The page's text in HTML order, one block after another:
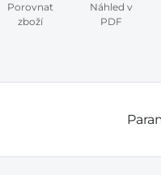
Porovnat
zboží
Náhled v
PDF